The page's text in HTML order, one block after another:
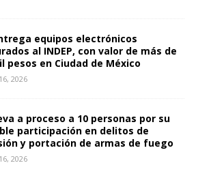
equipos electrónicos
al INDEP, con valor de más de
pesos en Ciudad de México
2026
a proceso a 10 personas por su
participación en delitos de
y portación de armas de fuego
2026